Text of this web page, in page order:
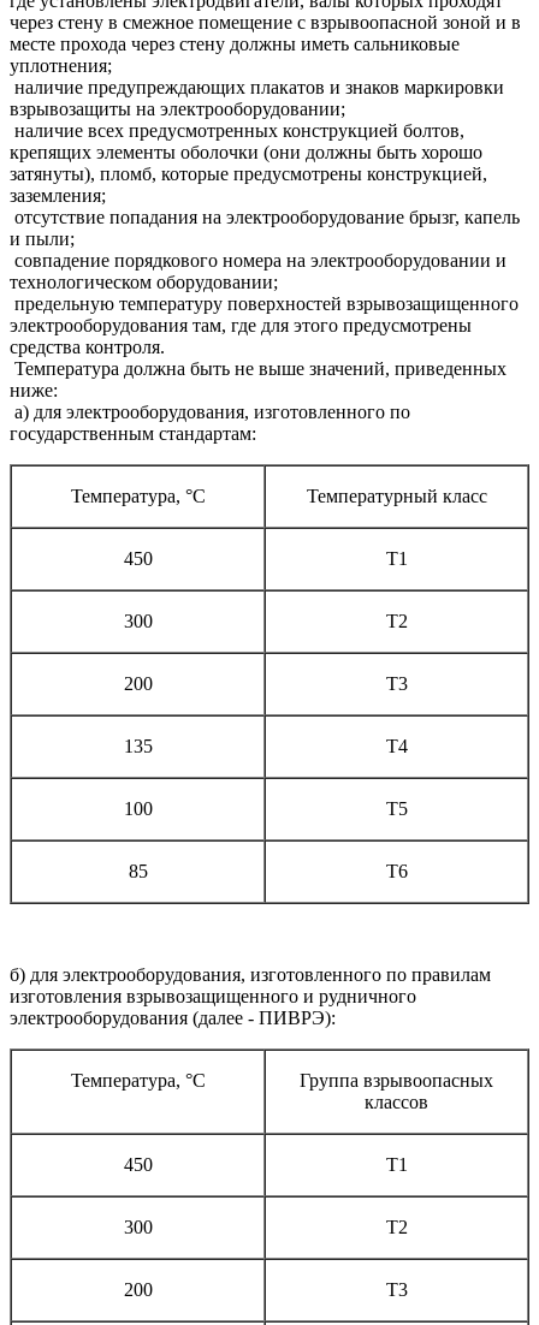
через стену в смежное помещение с взрывоопасной зоной и в
месте прохода через стену должны иметь сальниковые
уплотнения;
наличие предупреждающих плакатов и знаков маркировки
взрывозащиты на электрооборудовании;
наличие всех предусмотренных конструкцией болтов,
крепящих элементы оболочки (они должны быть хорошо
затянуты), пломб, которые предусмотрены конструкцией,
заземления;
отсутствие попадания на электрооборудование брызг, капель
и пыли;
совпадение порядкового номера на электрооборудовании и
технологическом оборудовании;
предельную температуру поверхностей взрывозащищенного
электрооборудования там, где для этого предусмотрены
средства контроля.
Температура должна быть не выше значений, приведенных
ниже:
а) для электрооборудования, изготовленного по
государственным стандартам:
Температура, °С Температурный класс
450 T1
300 T2
200 Т3
135 Т4
100 Т5
85 Т6
б) для электрооборудования, изготовленного по правилам
изготовления взрывозащищенного и рудничного
электрооборудования (далее - ПИВРЭ):
Температура, °С
Группа взрывоопасных
классов
450 T1
300 T2
200 Т3